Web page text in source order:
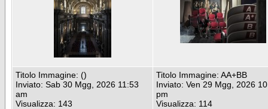
Titolo Immagine: ()
Inviato: Sab 30 Mgg, 2026 11:53
am
Visualizza: 143
Titolo Immagine: AA+BB
Inviato: Ven 29 Mgg, 2026
pm
Visualizza: 114